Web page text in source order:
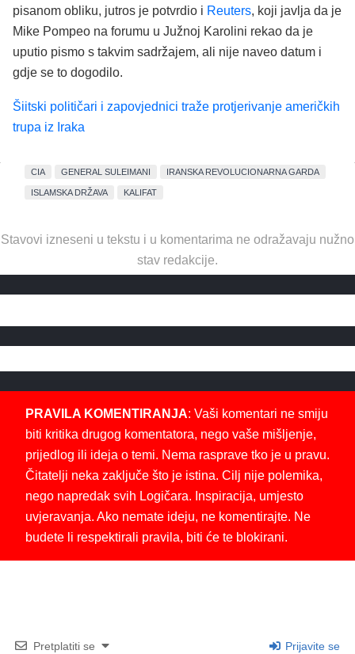
pisanom obliku, jutros je potvrdio i Reuters, koji javlja da je
Mike Pompeo na forumu u Južnoj Karolini rekao da je
uputio pismo s takvim sadržajem, ali nije naveo datum i
gdje se to dogodilo.
Šiitski političari i zapovjednici traže protjerivanje američkih
trupa iz Iraka
CIA GENERAL SULEIMANI IRANSKA REVOLUCIONARNA GARDA
ISLAMSKA DRŽAVA KALIFAT
Stavovi izneseni u tekstu i u komentarima ne odražavaju nužno
stav redakcije.
PRAVILA KOMENTIRANJA: Vaši komentari ne smiju
biti kritika drugog komentatora, nego vaše mišljenje,
prijedlog ili ideja o temi. Nema rasprave tko je u pravu.
Čitatelji neka zaključe što je istina. Cilj nije polemika,
nego napredak svih Logičara. Inspiracija, umjesto
uvjeravanja. Ako nemate ideju, ne komentirajte. Ne
budete li respektirali pravila, biti će te blokirani.
Pretplatiti se Prijavite se